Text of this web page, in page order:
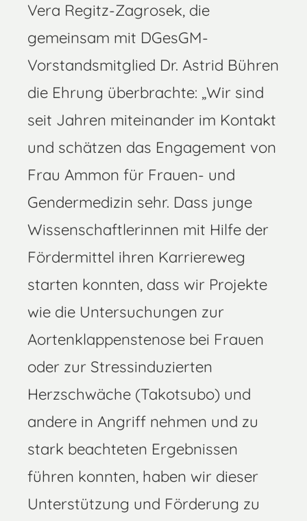
Vera Regitz-Zagrosek, die
gemeinsam mit DGesGM-
Vorstandsmitglied Dr. Astrid Bühren
die Ehrung überbrachte: „Wir sind
seit Jahren miteinander im Kontakt
und schätzen das Engagement von
Frau Ammon für Frauen- und
Gendermedizin sehr. Dass junge
Wissenschaftlerinnen mit Hilfe der
Fördermittel ihren Karriereweg
starten konnten, dass wir Projekte
wie die Untersuchungen zur
Aortenklappenstenose bei Frauen
oder zur Stressinduzierten
Herzschwäche (Takotsubo) und
andere in Angriff nehmen und zu
stark beachteten Ergebnissen
führen konnten, haben wir dieser
Unterstützung und Förderung zu